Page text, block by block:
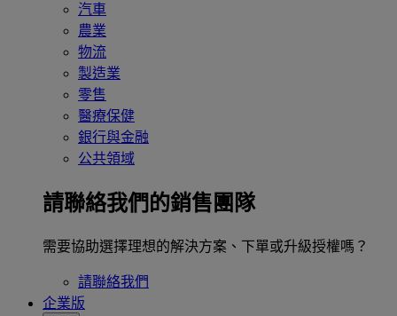
汽車
農業
物流
製造業
零售
醫療保健
銀行與金融
公共領域
請聯絡我們的銷售團隊
需要協助選擇理想的解決方案、下單或升級授權嗎？
請聯絡我們
企業版